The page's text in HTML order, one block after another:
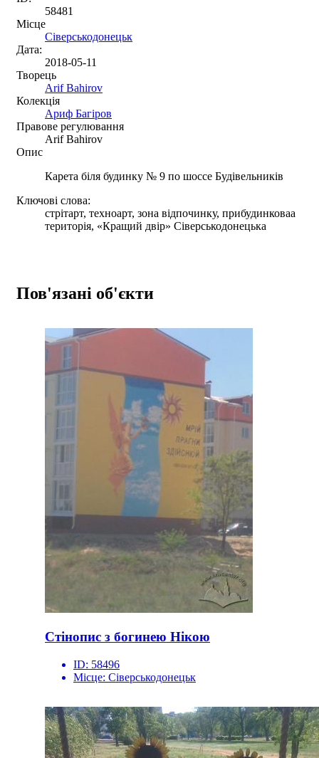
58481
Місце
Сіверськодонецьк
Дата:
2018-05-11
Творець
Arif Bahirov
Колекція
Ариф Багіров
Правове регулювання
Arif Bahirov
Опис
Карета біля будинку № 9 по шоссе Будівельників
Ключові слова:
стрітарт, техноарт, зона відпочинку, прибудинковаа
територія, «Кращий двір» Сіверськодонецька
Пов'язані об'єкти
Стінопис з богинею Нікою
ID: 58496
Місце: Сіверськодонецьк